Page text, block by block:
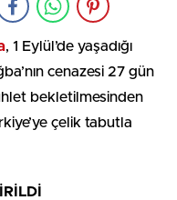
, 1 Eylül’de yaşadığı
cenazesi 27 gün
bekletilmesinden
çelik tabutla